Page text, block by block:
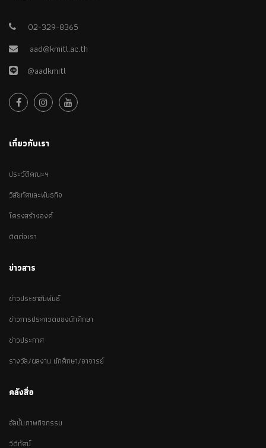
02-329-8365
aad@kmitl.ac.th
@aadkmitl
เกี่ยวกับเรา
ประวัติคณะฯ
วิสัยทัศและพันธกิจ
โครงสร้างองค์
ติดต่อเรา
ข่าวสาร
ข่าวประชาสัมพันธ์
ข่าวการประกวดของนักศึกษา
ข่าวประกาศ
รางวัล/ผลงาน นักศึกษา/อาจารย์
คลังสื่อ
อัลบั้มภาพกิจกรรม
วีดีทัศน์